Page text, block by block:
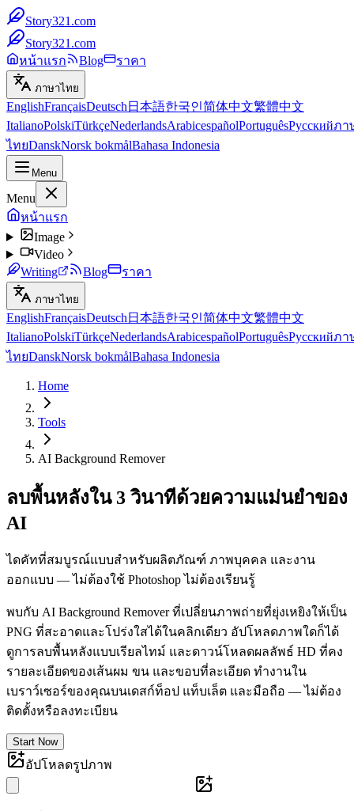
Story321.com
Story321.com
หน้าแรก
Blog ราคา
ภาษาไทย
EnglishFrançaisDeutsch 日本語한국인简体中文繁體中文
ItalianoPolskiTürkçeNederlandsArabicespañolPortuguêsРусскийภา
ไทยDanskNorsk bokmålBahasa Indonesia
Menu
Menu
หน้าแรก
Image
Video
Writing
Blog ราคา
ภาษาไทย
EnglishFrançaisDeutsch 日本語한국인简体中文繁體中文
ItalianoPolskiTürkçeNederlandsArabicespañolPortuguêsРусскийภา
ไทยDanskNorsk bokmålBahasa Indonesia
Home
Tools
AI Background Remover
ลบพื้นหลังใน 3 วินาทีด้วยความแม่นยำของ
AI
ไดคัทที่สมบูรณ์แบบสำหรับผลิตภัณฑ์ ภาพบุคคล และงาน
ออกแบบ — ไม่ต้องใช้ Photoshop ไม่ต้องเรียนรู้
พบกับ AI Background Remover ที่เปลี่ยนภาพถ่ายที่ยุ่งเหยิงให้เป็น
PNG ที่สะอาดและโปร่งใสได้ในคลิกเดียว อัปโหลดภาพใดก็ได้
ดูการลบพื้นหลังแบบเรียลไทม์ และดาวน์โหลดผลลัพธ์ HD ที่คง
รายละเอียดของเส้นผม ขน และขอบที่ละเอียด ทำงานใน
เบราว์เซอร์ของคุณบนเดสก์ท็อป แท็บเล็ต และมือถือ — ไม่ต้อง
ติดตั้งหรือลงทะเบียน
Start Now
อัปโหลดรูปภาพ